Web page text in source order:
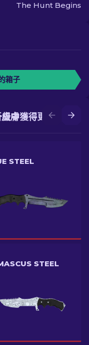
The Hunt Begins
箱子
中獲得更好的皮膚
膚
STEEL
STEEL